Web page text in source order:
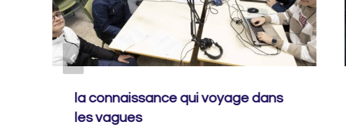
la connaissance qui voyage dans
les vagues